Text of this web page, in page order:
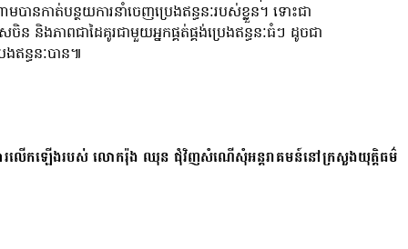
ានកាត់បន្ថយការនាំចេញប្រេងឥន្ធនៈរបស់ខ្លួន។ ទោះជា
និងភាពជាដៃគូរជាមួយអ្នកផ្គត់ផ្គង់ប្រេងឥន្ធនៈធំៗ ដូចជា
ឥន្ធនៈបាន៕
រលើកឡើងរបស់ លោករ៉ុង ឈុន ជុំវិញសំណើសុំអន្តរាគមន៍នៅក្រសួងយុត្តិធម៌